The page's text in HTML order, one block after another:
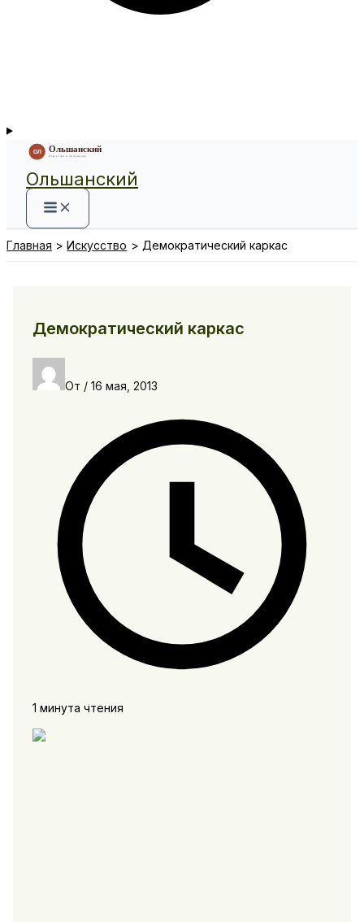
Ольшанский
Главная Искусство Демократический каркас
Демократический каркас
От / 16 мая, 2013
1 минута чтения